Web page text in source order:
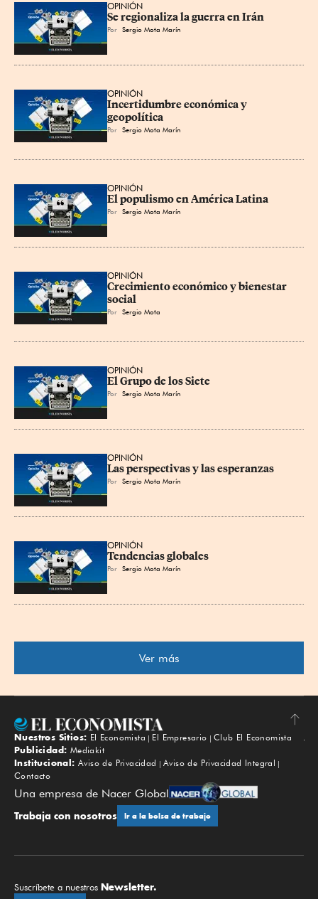
OPINIÓN
Se regionaliza la guerra en Irán
Por Sergio Mota Marín
OPINIÓN
Incertidumbre económica y
geopolítica
Por Sergio Mota Marín
OPINIÓN
El populismo en América Latina
Por Sergio Mota Marín
OPINIÓN
Crecimiento económico y bienestar
social
Por Sergio Mota
OPINIÓN
El Grupo de los Siete
Por Sergio Mota Marín
OPINIÓN
Las perspectivas y las esperanzas
Por Sergio Mota Marín
OPINIÓN
Tendencias globales
Por Sergio Mota Marín
Ver más
Subir
Nuestros Sitios: El Economista El Empresario
Club El Economista
Publicidad: Mediakit
Institucional: Aviso de Privacidad
Aviso de Privacidad Integral
Contacto
Una empresa de Nacer Global
Trabaja con nosotros Ir a la bolsa de trabajo
Suscríbete a nuestros Newsletter.